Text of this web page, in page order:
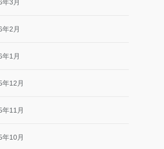
年3月
年2月
年1月
年12月
年11月
年10月